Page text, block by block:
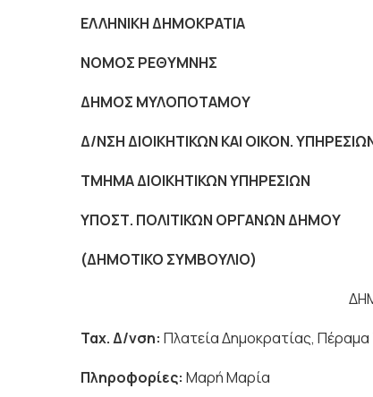
ΕΛΛΗΝΙΚΗ ΔΗΜΟΚΡΑΤΙΑ
ΝΟΜΟΣ ΡΕΘΥΜΝΗΣ
ΔΗΜΟΣ
Δ/ΝΣΗ ΔΙΟΙΚΗΤΙΚΩΝ ΚΑΙ ΟΙΚΟΝ.
ΤΜΗΜΑ ΔΙΟΙΚΗΤΙΚΩΝ ΥΠΗΡΕΣΙΩΝ
ΥΠΟΣΤ. ΠΟΛΙΤΙΚΩΝ ΟΡΓΑΝΩΝ
(ΔΗΜΟΤΙΚΟ
ΔΗΜΟΥ
Ταχ. Δ/νση: Πλατεία Δημοκρατίας, Πέραμα
Πληροφορίες: Μαρή Μαρία